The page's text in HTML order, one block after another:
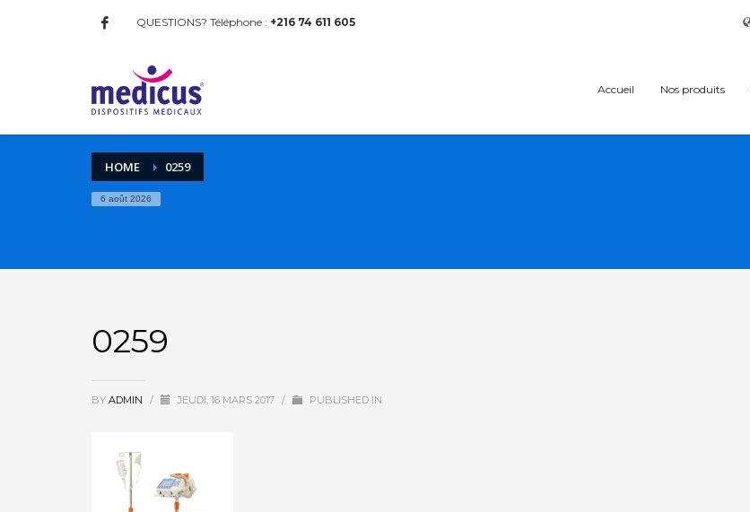
QUESTIONS? Téléphone : +216 74 611 605
Accueil Nos produits
HOME 0259
6 août 2026
0259
BY ADMIN / JEUDI, 16 MARS 2017 / PUBLISHED IN